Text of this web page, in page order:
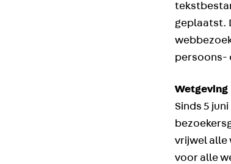
geplaatst.
persoons-
Wetgeving
Sinds 5
vrijwel alle
voor alle